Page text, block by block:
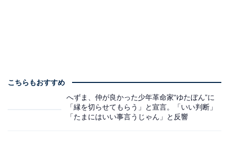
こちらもおすすめ
へずま、仲が良かった少年革命家“ゆたぼん”に
「縁を切らせてもらう」と宣言。「いい判断」
「たまにはいい事言うじゃん」と反響